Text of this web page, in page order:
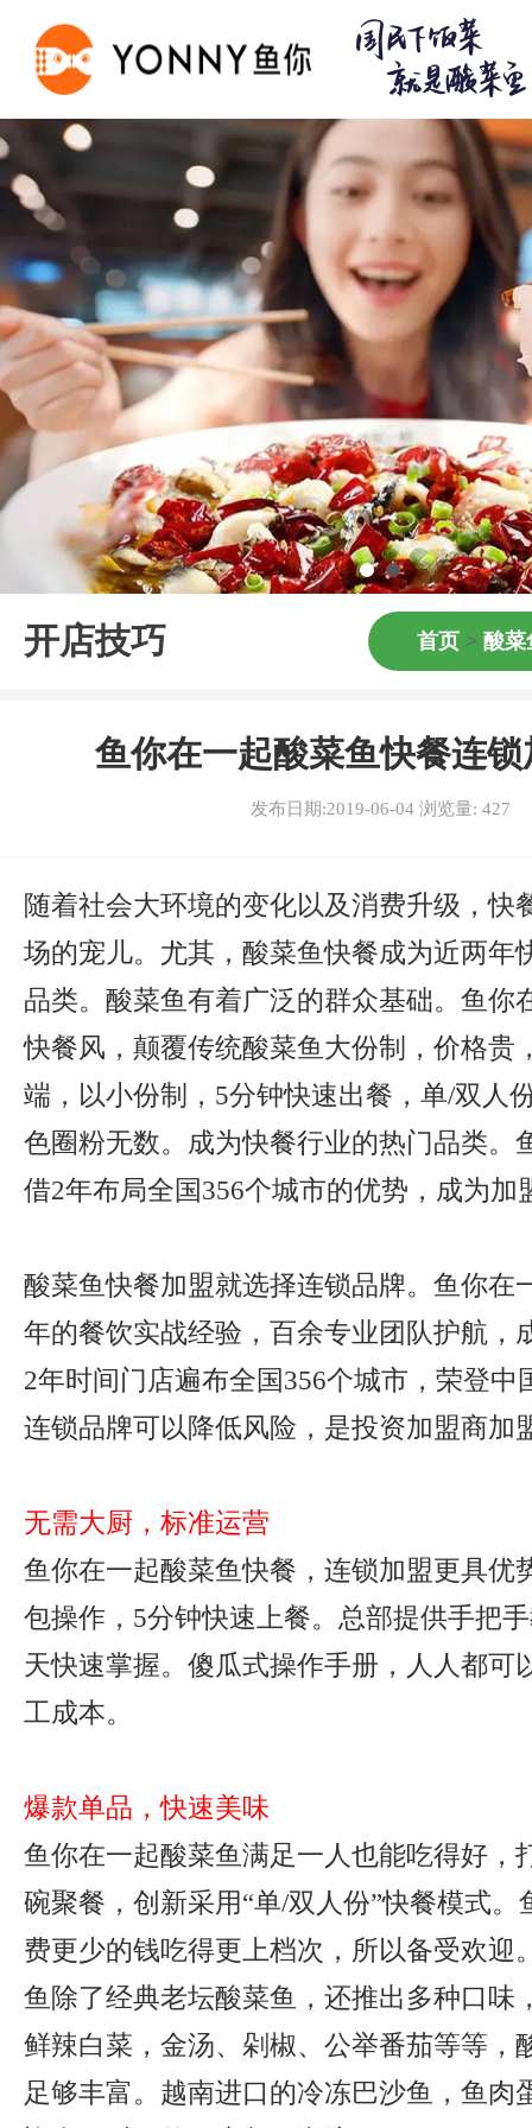
开店技巧 首页 > 酸菜
鱼你在一起酸菜鱼快餐连
发布日期:2019-06-04 浏览量: 427
随着社会大环境的变化以及消费升级，快
场的宠儿。尤其，酸菜鱼快餐成为近两年
品类。酸菜鱼有着广泛的群众基础。鱼你
快餐风，颠覆传统酸菜鱼大份制，价格贵
端，以小份制，5分钟快速出餐，单/双人
色圈粉无数。成为快餐行业的热门品类。
借2年布局全国356个城市的优势，成为加
酸菜鱼快餐加盟就选择连锁品牌。鱼你在
年的餐饮实战经验，百余专业团队护航，
2年时间门店遍布全国356个城市，荣登中
连锁品牌可以降低风险，是投资加盟商加
无需大厨，标准运营
鱼你在一起酸菜鱼快餐，连锁加盟更具优
包操作，5分钟快速上餐。总部提供手把
天快速掌握。傻瓜式操作手册，人人都可
工成本。
爆款单品，快速美味
鱼你在一起酸菜鱼满足一人也能吃得好，
碗聚餐，创新采用“单/双人份”快餐模式。
费更少的钱吃得更上档次，所以备受欢迎
鱼除了经典老坛酸菜鱼，还推出多种口味
鲜辣白菜，金汤、剁椒、公举番茄等等，
足够丰富。越南进口的冷冻巴沙鱼，鱼肉